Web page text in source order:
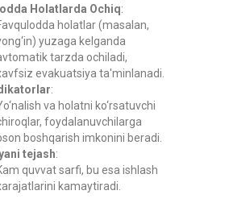
Holatlarda Ochiq:
holatlar (masalan,
yuzaga kelganda
tarzda ochiladi,
evakuatsiya ta'minlanadi.
:
va holatni ko‘rsatuvchi
foydalanuvchilarga
boshqarish imkonini beradi.
tejash:
quvvat sarfi, bu esa ishlash
kamaytiradi.